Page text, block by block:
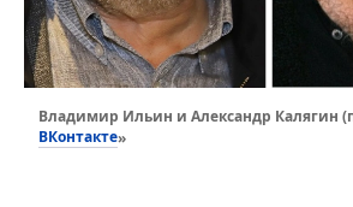
Владимир Ильин и Александр Калягин
ВКонтакте»